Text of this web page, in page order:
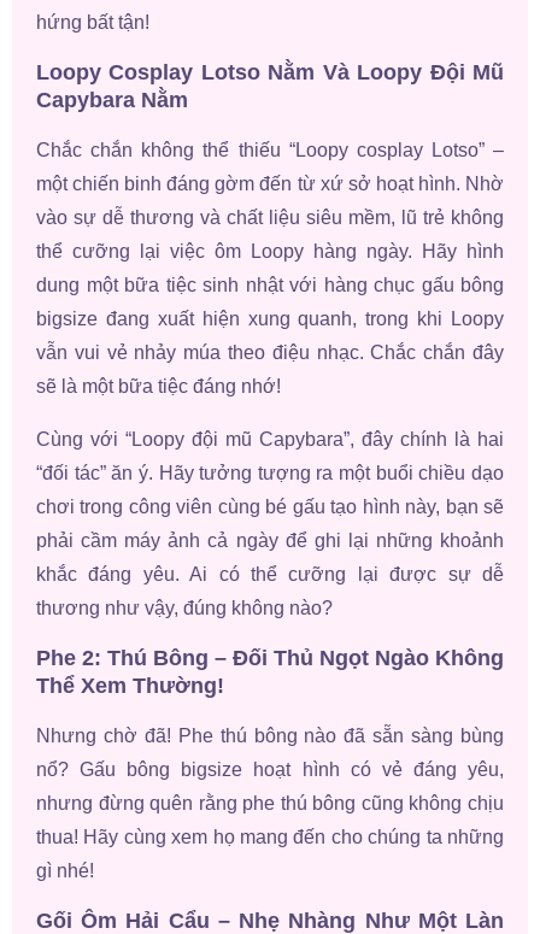
hứng bất tận!
Loopy Cosplay Lotso Nằm Và Loopy Đội Mũ
Capybara Nằm
Chắc chắn không thể thiếu “Loopy cosplay Lotso” –
một chiến binh đáng gờm đến từ xứ sở hoạt hình. Nhờ
vào sự dễ thương và chất liệu siêu mềm, lũ trẻ không
thể cưỡng lại việc ôm Loopy hàng ngày. Hãy hình
dung một bữa tiệc sinh nhật với hàng chục gấu bông
bigsize đang xuất hiện xung quanh, trong khi Loopy
vẫn vui vẻ nhảy múa theo điệu nhạc. Chắc chắn đây
sẽ là một bữa tiệc đáng nhớ!
Cùng với “Loopy đội mũ Capybara”, đây chính là hai
“đối tác” ăn ý. Hãy tưởng tượng ra một buổi chiều dạo
chơi trong công viên cùng bé gấu tạo hình này, bạn sẽ
phải cầm máy ảnh cả ngày để ghi lại những khoảnh
khắc đáng yêu. Ai có thể cưỡng lại được sự dễ
thương như vậy, đúng không nào?
Phe 2: Thú Bông – Đối Thủ Ngọt Ngào Không
Thể Xem Thường!
Nhưng chờ đã! Phe thú bông nào đã sẵn sàng bùng
nổ? Gấu bông bigsize hoạt hình có vẻ đáng yêu,
nhưng đừng quên rằng phe thú bông cũng không chịu
thua! Hãy cùng xem họ mang đến cho chúng ta những
gì nhé!
Gối Ôm Hải Cẩu – Nhẹ Nhàng Như Một Làn